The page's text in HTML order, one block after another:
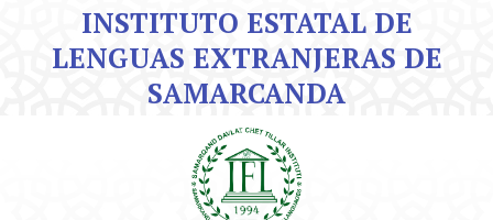
INSTITUTO ESTATAL DE
LENGUAS EXTRANJERAS DE
SAMARCANDA